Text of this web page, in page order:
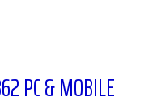
PC & MOBILE